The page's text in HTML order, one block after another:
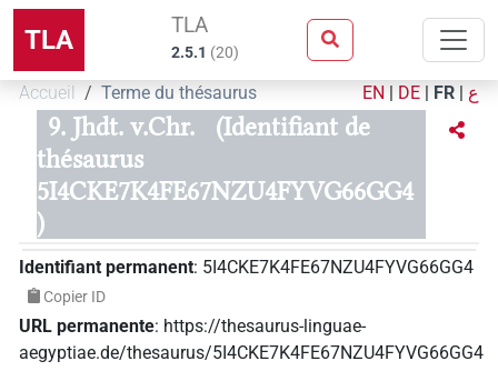
TLA TLA
2.5.1 (20)
Accueil Terme du thésaurus EN | DE | FR | ع
9. Jhdt. v.Chr.
(Identifiant de
thésaurus
5I4CKE7K4FE67NZU4FYVG66GG4
)
Identifiant permanent: 5I4CKE7K4FE67NZU4FYVG66GG4
Copier ID
URL permanente: https://thesaurus-linguae-
aegyptiae.de/thesaurus/5I4CKE7K4FE67NZU4FYVG66GG4